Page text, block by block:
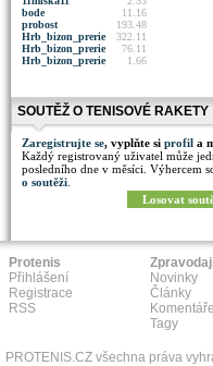
bode
11.16
probost
193.48
Hrb_bizon_prerie
322.11
Hrb_bizon_prerie
76.11
Hrb_bizon_prerie
1.66
SOUTĚŽ O TENISOVÉ RAKETY
Zaregistrujte se, vyplňte si profil a
Každý registrovaný uživatel může
posledního dne v měsíci. Výhercem
o soutěži
Losovat
Protenis
Přihlášení
Registrace
RSS
Novinky
Články
Komentáře
Tagy
PROTENIS.CZ všechna práva